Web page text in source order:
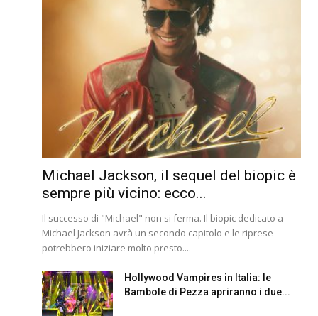
Michael Jackson, il sequel del biopic è
sempre più vicino: ecco...
Il successo di "Michael" non si ferma. Il biopic dedicato a
Michael Jackson avrà un secondo capitolo e le riprese
potrebbero iniziare molto presto....
Hollywood Vampires in Italia: le
Bambole di Pezza apriranno i due...